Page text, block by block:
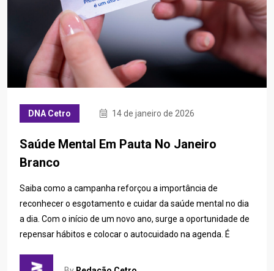
DNA Cetro 14 de janeiro de 2026
Saúde Mental Em Pauta No Janeiro
Branco
Saiba como a campanha reforçou a importância de
reconhecer o esgotamento e cuidar da saúde mental no dia
a dia. Com o início de um novo ano, surge a oportunidade de
repensar hábitos e colocar o autocuidado na agenda. É